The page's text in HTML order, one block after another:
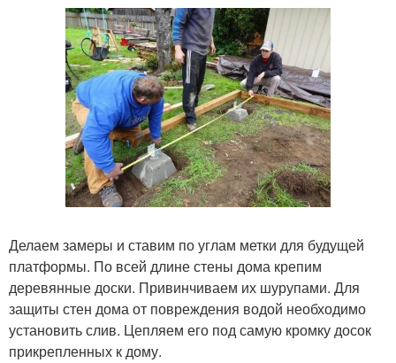
Делаем замеры и ставим по углам метки для будущей
платформы. По всей длине стены дома крепим
деревянные доски. Привинчиваем их шурупами. Для
защиты стен дома от повреждения водой необходимо
установить слив. Цепляем его под самую кромку досок
прикрепленных к дому.